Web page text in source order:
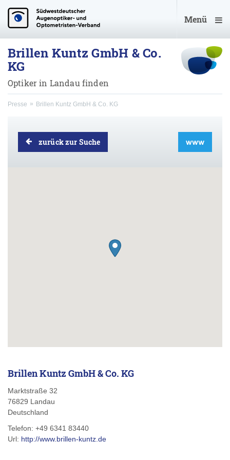
Menü
Brillen Kuntz GmbH & Co.
KG
Optiker in Landau finden
Presse Brillen Kuntz GmbH & Co. KG
zurück zur Suche
Brillen Kuntz GmbH & Co. KG
Marktstraße 32
76829 Landau
Deutschland
Telefon: +49 6341 83440
Url: http://www.brillen-kuntz.de